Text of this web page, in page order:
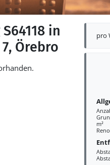
pro
m²
in
Örebro